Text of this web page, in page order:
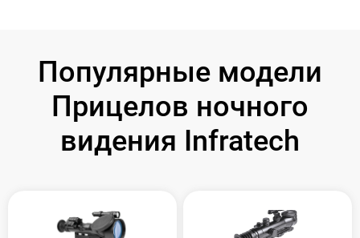
Популярные модели
Прицелов ночного
видения Infratech